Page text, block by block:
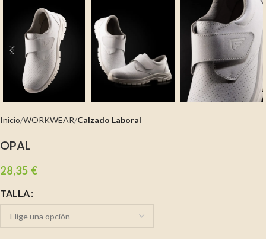
Inicio WORKWEAR Calzado Laboral
OPAL
28,35 €
TALLA